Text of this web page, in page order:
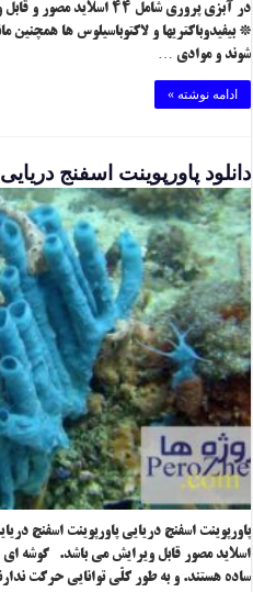
در آبزی پروری شامل ۴۴
* بیفیدوباکتریها و لاکتوباسیلوس ها
شوند و موادی …
ادامه نوشته »
دانلود پاورپوینت اسفنج دریایی
اسلاید مصور قابل ویرایش می باشد. گوشه
ساده هستند. و به طور کلّی توانایی حرکت